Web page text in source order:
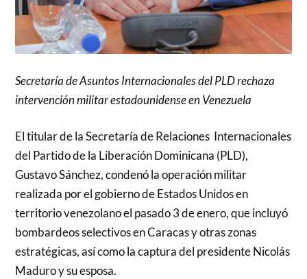
Secretaría de Asuntos Internacionales del PLD rechaza
intervención militar estadounidense en Venezuela
El titular de la Secretaría de Relaciones Internacionales
del Partido de la Liberación Dominicana (PLD),
Gustavo Sánchez, condenó la operación militar
realizada por el gobierno de Estados Unidos en
territorio venezolano el pasado 3 de enero, que incluyó
bombardeos selectivos en Caracas y otras zonas
estratégicas, así como la captura del presidente Nicolás
Maduro y su esposa.